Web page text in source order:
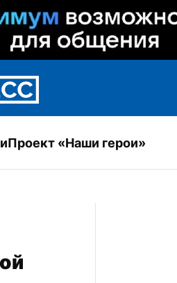
Проект «Наши герои»